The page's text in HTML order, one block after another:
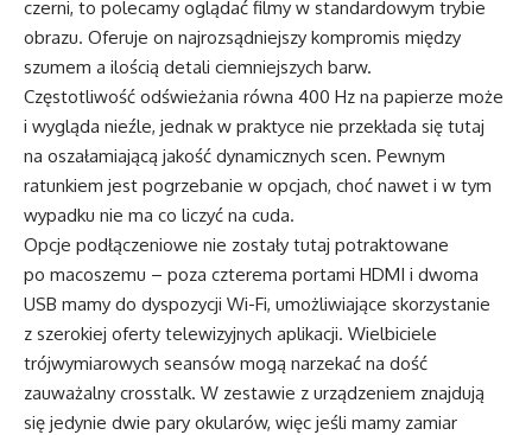
czerni, to polecamy oglądać filmy w standardowym trybie
obrazu. Oferuje on najrozsądniejszy kompromis między
szumem a ilością detali ciemniejszych barw.
Częstotliwość odświeżania równa 400 Hz na papierze może
i wygląda nieźle, jednak w praktyce nie przekłada się tutaj
na oszałamiającą jakość dynamicznych scen. Pewnym
ratunkiem jest pogrzebanie w opcjach, choć nawet i w tym
wypadku nie ma co liczyć na cuda.
Opcje podłączeniowe nie zostały tutaj potraktowane
po macoszemu – poza czterema portami HDMI i dwoma
USB mamy do dyspozycji Wi-Fi, umożliwiające skorzystanie
z szerokiej oferty telewizyjnych aplikacji. Wielbiciele
trójwymiarowych seansów mogą narzekać na dość
zauważalny crosstalk. W zestawie z urządzeniem znajdują
się jedynie dwie pary okularów, więc jeśli mamy zamiar